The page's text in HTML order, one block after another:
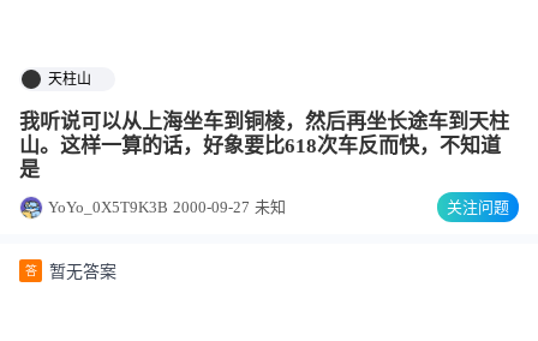
天柱山
我听说可以从上海坐车到铜棱，然后再坐长途车到天柱
山。这样一算的话，好象要比618次车反而快，不知道
是
YoYo_0X5T9K3B 2000-09-27 未知 关注问题
答 暂无答案